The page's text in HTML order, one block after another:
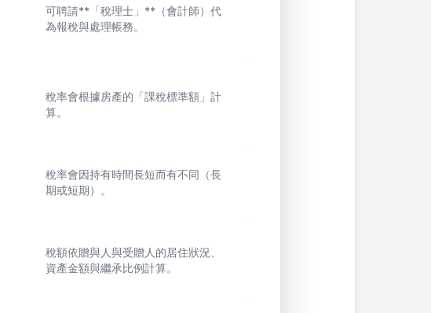
可聘請**「稅理士」**（會計師）代
為報稅與處理帳務。
稅率會根據房產的「課稅標準額」計
算。
稅率會因持有時間長短而有不同（長
期或短期）。
稅額依贈與人與受贈人的居住狀況、
資產金額與繼承比例計算。